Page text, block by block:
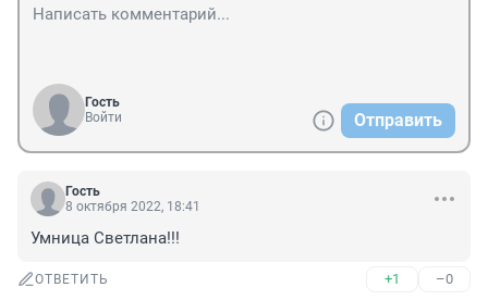
Гость
Войти
Отправить
Гость
8 октября 2022, 18:41
Умница Светлана!!!
ОТВЕТИТЬ +1 –0